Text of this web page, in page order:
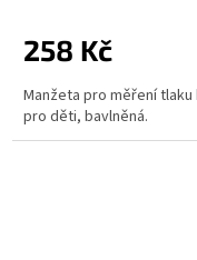
258 Kč
Manžeta pro měření
pro děti, bavlněná.